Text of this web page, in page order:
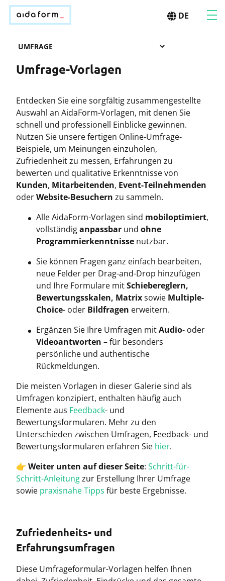
DE
Umfrage-Vorlagen
Entdecken Sie eine sorgfältig zusammengestellte
Auswahl an AidaForm-Vorlagen, mit denen Sie
schnell und professionell Einblicke gewinnen.
Nutzen Sie unsere fertigen Online-Umfrage-
Beispiele, um Meinungen einzuholen,
Zufriedenheit zu messen, Erfahrungen zu
bewerten und qualitative Erkenntnisse von
Kunden, Mitarbeitenden, Event-Teilnehmenden
oderWebsite-Besuchern zu sammeln.
Alle AidaForm-Vorlagen sind mobiloptimiert,
vollständiganpassbar und ohne
Programmierkenntnisse nutzbar.
Sie können Fragen ganz einfach bearbeiten,
neue Felder per Drag-and-Drop hinzufügen
und Ihre Formulare mitSchiebereglern,
Bewertungsskalen, Matrixsowie Multiple-
Choice- oder Bildfragen erweitern.
Ergänzen Sie Ihre Umfragen mitAudio- oder
Videoantworten – für besonders
persönliche und authentische
Rückmeldungen.
Die meisten Vorlagen in dieser Galerie sind als
Umfragen konzipiert, enthalten häufig auch
Elemente aus Feedback- und
Bewertungsformularen. Mehr zu den
Unterschieden zwischen Umfragen, Feedback- und
Bewertungsformularen erfahren Sie hier.
👉 Weiter unten auf dieser Seite: Schritt-für-
Schritt-Anleitungzur Erstellung Ihrer Umfrage
sowie praxisnahe Tipps für beste Ergebnisse.
Zufriedenheits- und
Erfahrungsumfragen
Diese Umfrageformular-Vorlagen helfen Ihnen